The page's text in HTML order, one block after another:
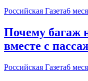
Российская Газета6
Почему багаж
вместе с
Российская Газета6